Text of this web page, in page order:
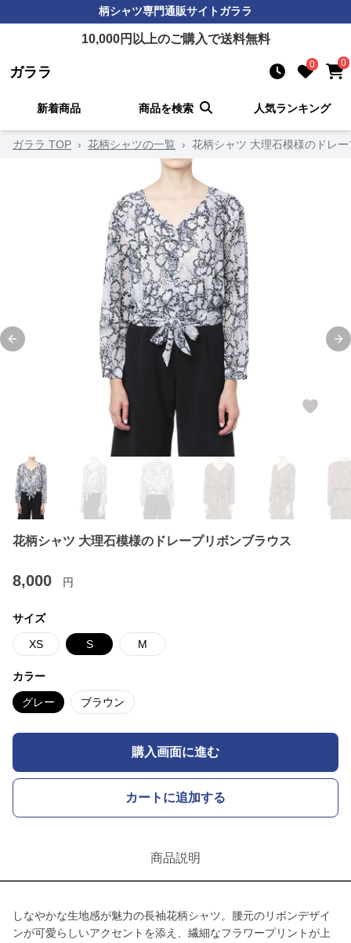
柄シャツ専門通販サイトガララ
10,000円以上のご購入で送料無料
ガララ 0 0
新着商品 商品を検索 人気ランキング
ガララ TOP › 花柄シャツの一覧 › 花柄シャツ 大理石模様のドレ
Previous slide
花柄シャツ 大理石模様のドレープリボンブラウス
8,000 円
サイズ
XS S M
カラー
グレー ブラウン
購入画面に進む
カートに追加する
商品説明
しなやかな生地感が魅力の長袖花柄シャツ。腰元のリボンデザイ
ンが可愛らしいアクセントを添え、繊細なフラワープリントが上